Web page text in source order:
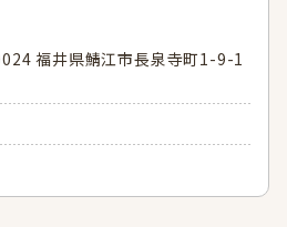
福井県鯖江市長泉寺町1-9-1